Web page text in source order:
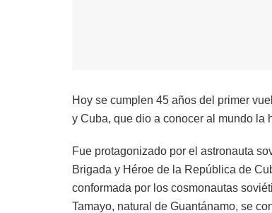
Hoy se cumplen 45 años del primer
y Cuba, que dio a conocer al mundo la
Fue protagonizado por el astronauta
Brigada y Héroe de la República de
conformada por los cosmonautas
Tamayo, natural de Guantánamo, se